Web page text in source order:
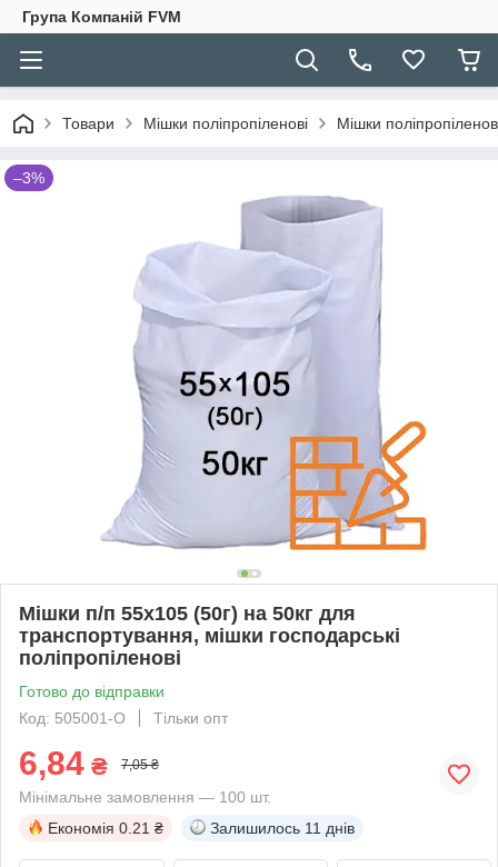
Група Компаній FVM
Товари Мішки поліпропіленові Мішки
–3%
Мішки п/п 55x105 (50г) на 50кг для
транспортування, мішки господарські
поліпропіленові
Готово до відправки
Код: 505001-O
Тільки опт
6,84 ₴ 7,05 ₴
Мінімальне замовлення — 100 шт.
Економія 0.21 ₴ Залишилось 11 днів